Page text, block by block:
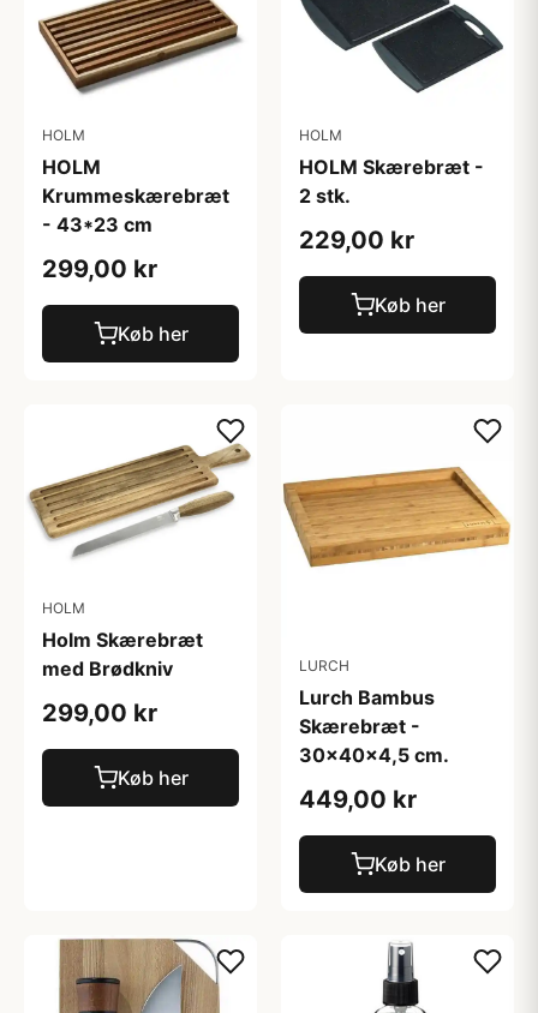
HOLM
HOLM
Krummeskærebræt
- 43*23 cm
299,00 kr
Køb her
HOLM
HOLM Skærebræt -
2 stk.
229,00 kr
Køb her
HOLM
Holm Skærebræt
med Brødkniv
299,00 kr
Køb her
LURCH
Lurch Bambus
Skærebræt -
30x40x4,5 cm.
449,00 kr
Køb her